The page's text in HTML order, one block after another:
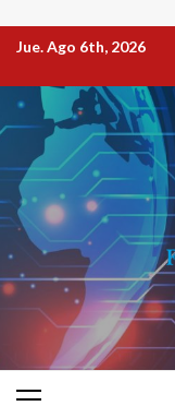
Jue. Ago 6th, 2026